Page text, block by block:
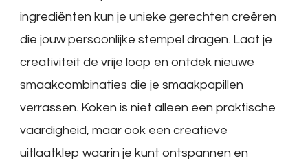
ingrediënten kun je unieke gerechten creëren
die jouw persoonlijke stempel dragen. Laat je
creativiteit de vrije loop en ontdek nieuwe
smaakcombinaties die je smaakpapillen
verrassen. Koken is niet alleen een praktische
vaardigheid, maar ook een creatieve
uitlaatklep waarin je kunt ontspannen en